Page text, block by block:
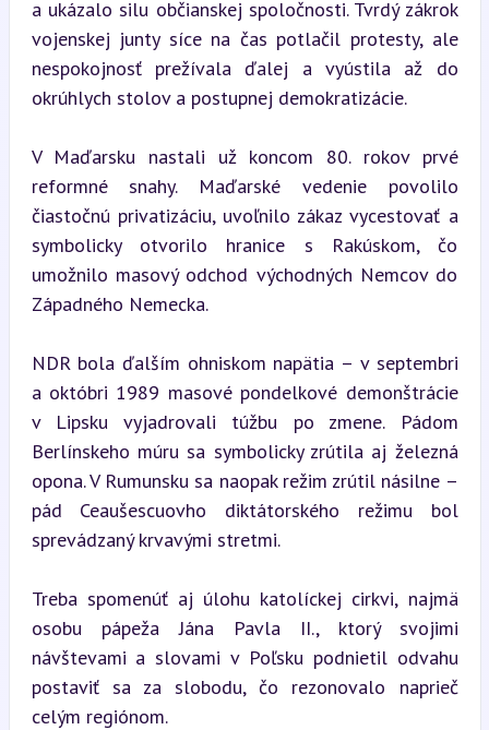
a ukázalo silu občianskej spoločnosti. Tvrdý zákrok
vojenskej junty síce na čas potlačil protesty, ale
nespokojnosť prežívala ďalej a vyústila až do
okrúhlych stolov a postupnej demokratizácie.
V Maďarsku nastali už koncom 80. rokov prvé
reformné snahy. Maďarské vedenie povolilo
čiastočnú privatizáciu, uvoľnilo zákaz vycestovať a
symbolicky otvorilo hranice s Rakúskom, čo
umožnilo masový odchod východných Nemcov do
Západného Nemecka.
NDR bola ďalším ohniskom napätia – v septembri
a októbri 1989 masové pondelkové demonštrácie
v Lipsku vyjadrovali túžbu po zmene. Pádom
Berlínskeho múru sa symbolicky zrútila aj železná
opona. V Rumunsku sa naopak režim zrútil násilne –
pád Ceaušescuovho diktátorského režimu bol
sprevádzaný krvavými stretmi.
Treba spomenúť aj úlohu katolíckej cirkvi, najmä
osobu pápeža Jána Pavla II., ktorý svojimi
návštevami a slovami v Poľsku podnietil odvahu
postaviť sa za slobodu, čo rezonovalo naprieč
celým regiónom.